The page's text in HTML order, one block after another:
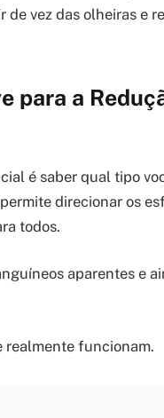
vez das olheiras e
para a
é saber qual tipo
direcionar os
todos.
aparentes e
realmente funcionam.